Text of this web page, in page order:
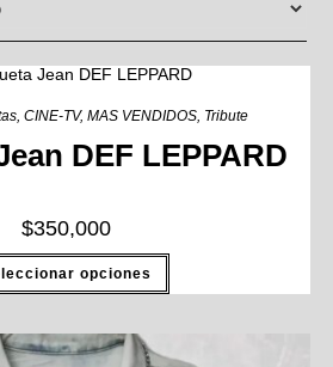
, CINE-TV, MAS VENDIDOS, Tribute
DEF LEPPARD
$350,000
opciones